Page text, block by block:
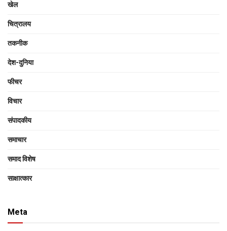
खेल
चित्रालय
तकनीक
देश-दुनिया
फीचर
विचार
संपादकीय
समाचार
समाद विशेष
साक्षात्‍कार
Meta